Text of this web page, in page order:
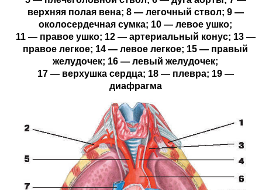
верхняя полая вена; 8 — легочный ствол; 9 —
околосердечная сумка; 10 — левое ушко;
11 — правое ушко; 12 — артериальный конус; 13 —
правое легкое; 14 — левое легкое; 15 — правый
желудочек; 16 — левый желудочек;
17 — верхушка сердца; 18 — плевра; 19 —
диафрагма